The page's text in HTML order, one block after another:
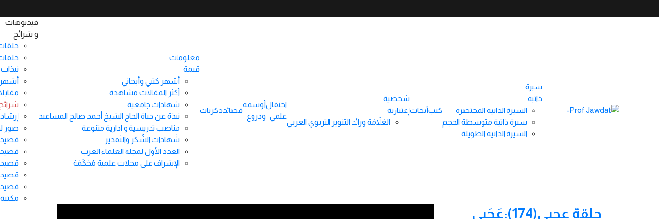
سيرة
ذاتية
السيرة الذاتية المختصرة
سيرة ذاتية متوسطة الحجم
السيرة الذاتية الطويلة
كتبأبحاث
شخصية
إعتبارية
العَلاّمَة ورائد التنوير التربوي العربي
احتفال
علمي
أوسمة
ودروع
قصائدذكريات
معلومات
قيمة
أشهر كتبي وأبحاثي
أكثر المقالات مشاهدة
شهادات جامعية
نبذة عن حياة الحاج الشيخ أحمد صالح المساعيد
مناصب تدريسية و ادارية متنوعة
شَهادات الشُكر والتَقدير
العدد الأول لمجلة العلماء العرب
الإشراف على مجلات علمية مُحَكَمَة
فيديوهات
و شرائح
أشهر
صور
رابط لشرائح متحركة عن إنجازات علمية كبيرة وكثيرة من أبحاثٍ وكُتُب جامعية وتربوية:
حلقة عجبي(174):عَجَبِي